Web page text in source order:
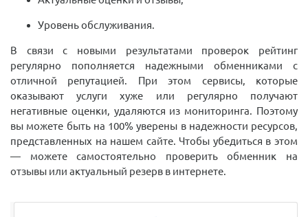
Уровень обслуживания.
В связи с новыми результатами проверок рейтинг
регулярно пополняется надежными обменниками с
отличной репутацией. При этом сервисы, которые
оказывают услуги хуже или регулярно получают
негативные оценки, удаляются из мониторинга. Поэтому
вы можете быть на 100% уверены в надежности ресурсов,
представленных на нашем сайте. Чтобы убедиться в этом
— можете самостоятельно проверить обменник на
отзывы или актуальный резерв в интернете.